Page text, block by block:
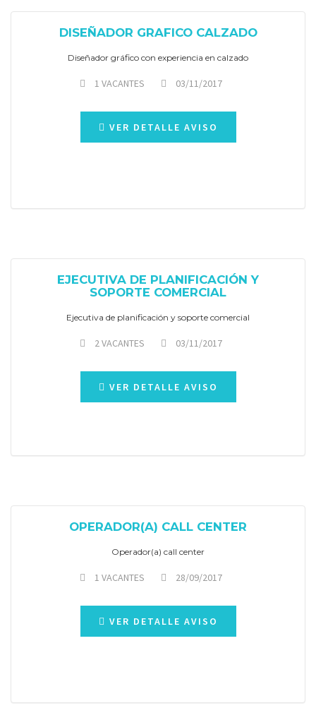
DISEÑADOR GRAFICO CALZADO
Diseñador gráfico con experiencia en calzado
1 VACANTES 03/11/2017
VER DETALLE AVISO
EJECUTIVA DE PLANIFICACIÓN Y
SOPORTE COMERCIAL
Ejecutiva de planificación y soporte comercial
2 VACANTES 03/11/2017
VER DETALLE AVISO
OPERADOR(A) CALL CENTER
Operador(a) call center
1 VACANTES 28/09/2017
VER DETALLE AVISO